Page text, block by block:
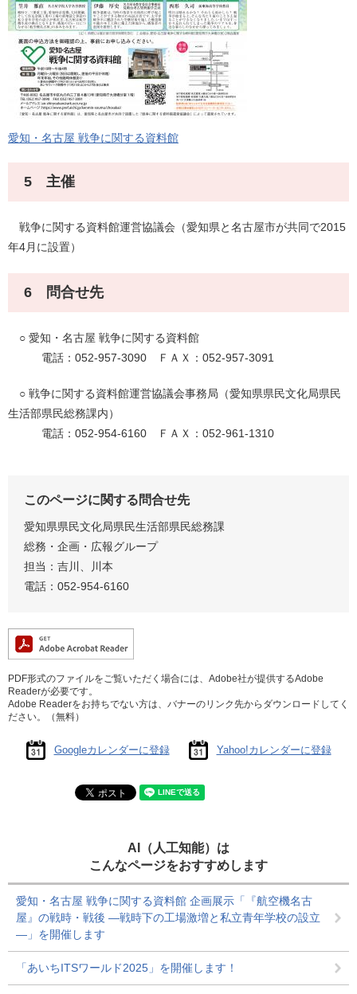
愛知・名古屋 戦争に関する資料館
5 主催
戦争に関する資料館運営協議会（愛知県と名古屋市が共同で2015
年4月に設置）
6 問合せ先
○ 愛知・名古屋 戦争に関する資料館
電話：052-957-3090 ＦＡＸ：052-957-3091
○ 戦争に関する資料館運営協議会事務局（愛知県県民文化局県民
生活部県民総務課内）
電話：052-954-6160 ＦＡＸ：052-961-1310
このページに関する問合せ先
愛知県県民文化局県民生活部県民総務課
総務・企画・広報グループ
担当：吉川、川本
電話：052-954-6160
PDF形式のファイルをご覧いただく場合には、Adobe社が提供するAdobe
Readerが必要です。
Adobe Readerをお持ちでない方は、バナーのリンク先からダウンロードしてく
ださい。（無料）
Googleカレンダーに登録 Yahoo!カレンダーに登録
AI（人工知能）は
こんなページをおすすめします
愛知・名古屋 戦争に関する資料館 企画展示「『航空機名古
屋』の戦時・戦後 ―戦時下の工場激増と私立青年学校の設立
―」を開催します
「あいちITSワールド2025」を開催します！